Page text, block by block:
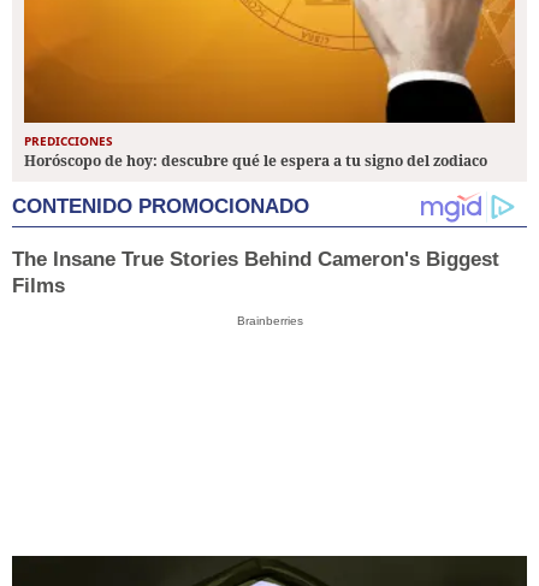
PREDICCIONES
Horóscopo de hoy: descubre qué le espera a tu signo del zodiaco
CONTENIDO PROMOCIONADO
The Insane True Stories Behind Cameron's Biggest
Films
Brainberries